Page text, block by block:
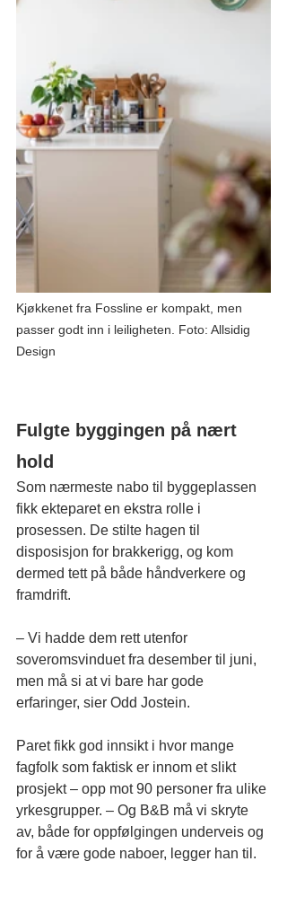
Kjøkkenet fra Fossline er kompakt, men
passer godt inn i leiligheten. Foto: Allsidig
Design
Fulgte byggingen på nært
hold
Som nærmeste nabo til byggeplassen
fikk ekteparet en ekstra rolle i
prosessen. De stilte hagen til
disposisjon for brakkerigg, og kom
dermed tett på både håndverkere og
framdrift.
– Vi hadde dem rett utenfor
soveromsvinduet fra desember til juni,
men må si at vi bare har gode
erfaringer, sier Odd Jostein.
Paret fikk god innsikt i hvor mange
fagfolk som faktisk er innom et slikt
prosjekt – opp mot 90 personer fra ulike
yrkesgrupper. – Og B&B må vi skryte
av, både for oppfølgingen underveis og
for å være gode naboer, legger han til.